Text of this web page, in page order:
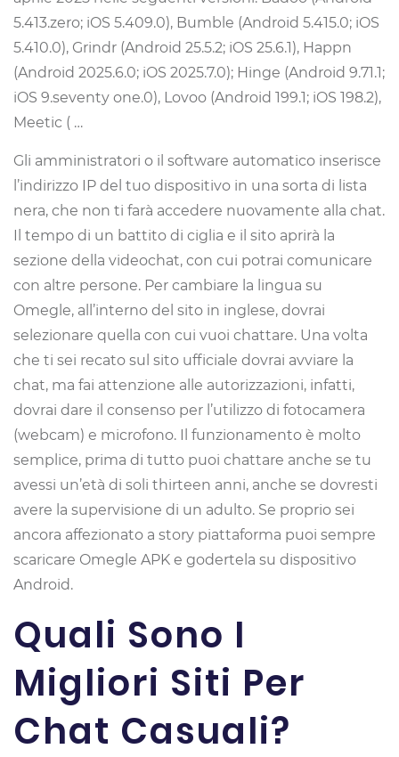
5.413.zero; iOS 5.409.0), Bumble (Android 5.415.0; iOS
5.410.0), Grindr (Android 25.5.2; iOS 25.6.1), Happn
(Android 2025.6.0; iOS 2025.7.0); Hinge (Android 9.71.1;
iOS 9.seventy one.0), Lovoo (Android 199.1; iOS 198.2),
Meetic ( …
Gli amministratori o il software automatico inserisce
l’indirizzo IP del tuo dispositivo in una sorta di lista
nera, che non ti farà accedere nuovamente alla chat.
Il tempo di un battito di ciglia e il sito aprirà la
sezione della videochat, con cui potrai comunicare
con altre persone. Per cambiare la lingua su
Omegle, all’interno del sito in inglese, dovrai
selezionare quella con cui vuoi chattare. Una volta
che ti sei recato sul sito ufficiale dovrai avviare la
chat, ma fai attenzione alle autorizzazioni, infatti,
dovrai dare il consenso per l’utilizzo di fotocamera
(webcam) e microfono. Il funzionamento è molto
semplice, prima di tutto puoi chattare anche se tu
avessi un’età di soli thirteen anni, anche se dovresti
avere la supervisione di un adulto. Se proprio sei
ancora affezionato a story piattaforma puoi sempre
scaricare Omegle APK e godertela su dispositivo
Android.
Quali Sono I
Migliori Siti Per
Chat Casuali?